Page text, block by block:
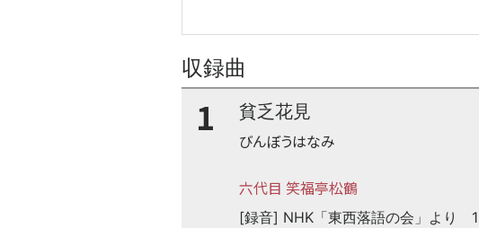
収録曲
1
貧乏花見
びんぼうはなみ
六代目 笑福亭松鶴
[録音] NHK「東西落語の会」より